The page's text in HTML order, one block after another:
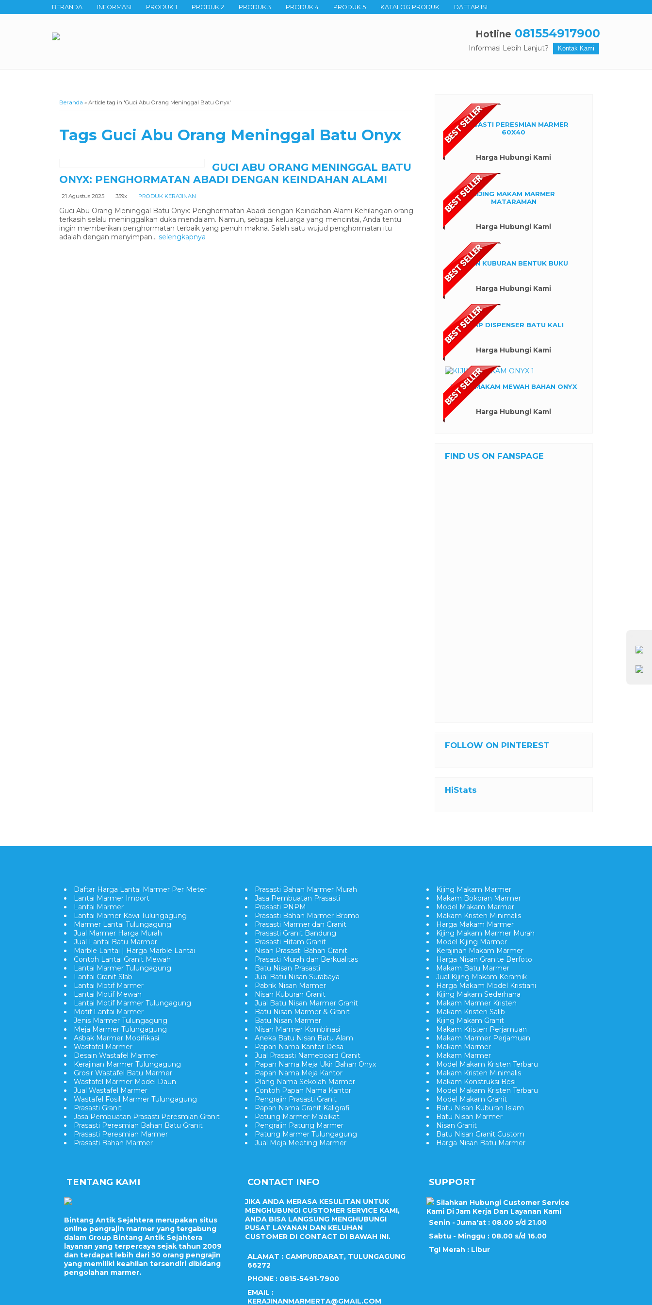
BERANDA INFORMASI PRODUK 1 PRODUK 2 PRODUK 3 PRODUK 4 PRODUK 5 KATALOG PRODUK DAFTAR ISI
Hotline 081554917900
Informasi Lebih Lanjut? Kontak Kami
Beranda » Article tag in 'Guci Abu Orang Meninggal Batu Onyx'
Tags Guci Abu Orang Meninggal Batu Onyx
GUCI ABU ORANG MENINGGAL BATU
ONYX: PENGHORMATAN ABADI DENGAN KEINDAHAN ALAMI
21 Agustus 2025 359x PRODUK KERAJINAN
Guci Abu Orang Meninggal Batu Onyx: Penghormatan Abadi dengan Keindahan Alami Kehilangan orang
terkasih selalu meninggalkan duka mendalam. Namun, sebagai keluarga yang mencintai, Anda tentu
ingin memberikan penghormatan terbaik yang penuh makna. Salah satu wujud penghormatan itu
adalah dengan menyimpan... selengkapnya
PRASASTI PERESMIAN MARMER
60X40
Harga Hubungi Kami
KIJING MAKAM MARMER
MATARAMAN
Harga Hubungi Kami
NISAN KUBURAN BENTUK BUKU
Harga Hubungi Kami
SOAP DISPENSER BATU KALI
Harga Hubungi Kami
KIJING MAKAM MEWAH BAHAN ONYX
Harga Hubungi Kami
FIND US ON FANSPAGE
FOLLOW ON PINTEREST
HiStats
Daftar Harga Lantai Marmer Per Meter
Lantai Marmer Import
Lantai Marmer
Lantai Mamer Kawi Tulungagung
Marmer Lantai Tulungagung
Jual Marmer Harga Murah
Jual Lantai Batu Marmer
Marble Lantai | Harga Marble Lantai
Contoh Lantai Granit Mewah
Lantai Marmer Tulungagung
Lantai Granit Slab
Lantai Motif Marmer
Lantai Motif Mewah
Lantai Motif Marmer Tulungagung
Motif Lantai Marmer
Jenis Marmer Tulungagung
Meja Marmer Tulungagung
Asbak Marmer Modifikasi
Wastafel Marmer
Desain Wastafel Marmer
Kerajinan Marmer Tulungagung
Grosir Wastafel Batu Marmer
Wastafel Marmer Model Daun
Jual Wastafel Marmer
Wastafel Fosil Marmer Tulungagung
Prasasti Granit
Jasa Pembuatan Prasasti Peresmian Granit
Prasasti Peresmian Bahan Batu Granit
Prasasti Peresmian Marmer
Prasasti Bahan Marmer
TENTANG KAMI
Bintang Antik Sejahtera merupakan situs
online pengrajin marmer yang tergabung
dalam Group Bintang Antik Sejahtera
layanan yang terpercaya sejak tahun 2009
dan terdapat lebih dari 50 orang pengrajin
yang memiliki keahlian tersendiri dibidang
pengolahan marmer.
Prasasti Bahan Marmer Murah
Jasa Pembuatan Prasasti
Prasasti PNPM
Prasasti Bahan Marmer Bromo
Prasasti Marmer dan Granit
Prasasti Granit Bandung
Prasasti Hitam Granit
Nisan Prasasti Bahan Granit
Prasasti Murah dan Berkualitas
Batu Nisan Prasasti
Jual Batu Nisan Surabaya
Pabrik Nisan Marmer
Nisan Kuburan Granit
Jual Batu Nisan Marmer Granit
Batu Nisan Marmer & Granit
Batu Nisan Marmer
Nisan Marmer Kombinasi
Aneka Batu Nisan Batu Alam
Papan Nama Kantor Desa
Jual Prasasti Nameboard Granit
Papan Nama Meja Ukir Bahan Onyx
Papan Nama Meja Kantor
Plang Nama Sekolah Marmer
Contoh Papan Nama Kantor
Pengrajin Prasasti Granit
Papan Nama Granit Kaligrafi
Patung Marmer Malaikat
Pengrajin Patung Marmer
Patung Marmer Tulungagung
Jual Meja Meeting Marmer
CONTACT INFO
JIKA ANDA MERASA KESULITAN UNTUK
MENGHUBUNGI CUSTOMER SERVICE KAMI,
ANDA BISA LANGSUNG MENGHUBUNGI
PUSAT LAYANAN DAN KELUHAN
CUSTOMER DI CONTACT DI BAWAH INI.
ALAMAT : CAMPURDARAT, TULUNGAGUNG
66272
PHONE : 0815-5491-7900
EMAIL :
KERAJINANMARMERTA@GMAIL.COM
Kijing Makam Marmer
Makam Bokoran Marmer
Model Makam Marmer
Makam Kristen Minimalis
Harga Makam Marmer
Kijing Makam Marmer Murah
Model Kijing Marmer
Kerajinan Makam Marmer
Harga Nisan Granite Berfoto
Makam Batu Marmer
Jual Kijing Makam Keramik
Harga Makam Model Kristiani
Kijing Makam Sederhana
Makam Marmer Kristen
Makam Kristen Salib
Kijing Makam Granit
Makam Kristen Perjamuan
Makam Marmer Perjamuan
Makam Marmer
Makam Marmer
Model Makam Kristen Terbaru
Makam Kristen Minimalis
Makam Konstruksi Besi
Model Makam Kristen Terbaru
Model Makam Granit
Batu Nisan Kuburan Islam
Batu Nisan Marmer
Nisan Granit
Batu Nisan Granit Custom
Harga Nisan Batu Marmer
SUPPORT
Silahkan Hubungi Customer Service
Kami Di Jam Kerja Dan Layanan Kami
Senin - Juma'at : 08.00 s/d 21.00
Sabtu - Minggu : 08.00 s/d 16.00
Tgl Merah : Libur